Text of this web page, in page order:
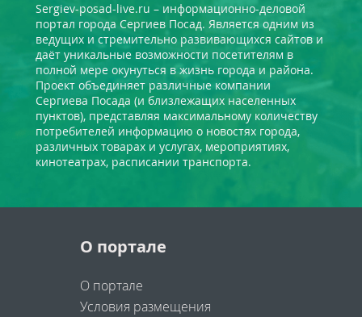
Sergiev-posad-live.ru – информационно-деловой
портал города Сергиев Посад. Является одним из
ведущих и стремительно развивающихся сайтов и
даёт уникальные возможности посетителям в
полной мере окунуться в жизнь города и района.
Проект объединяет различные компании
Сергиева Посада (и близлежащих населенных
пунктов), представляя максимальному количеству
потребителей информацию о новостях города,
различных товарах и услугах, мероприятиях,
кинотеатрах, расписании транспорта.
О портале
О портале
Условия размещения